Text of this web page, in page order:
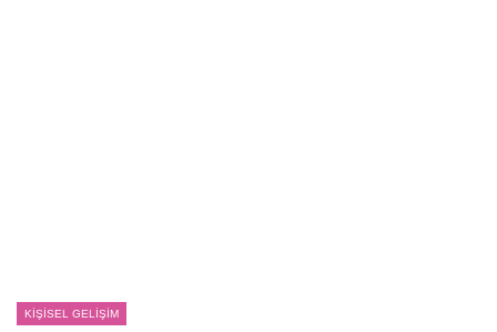
KIŞISEL GELIŞIM